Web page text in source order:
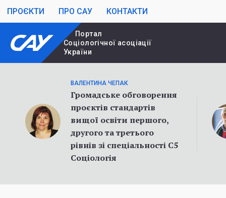
ПРОЄКТИ ПРО САУ КОНТАКТИ
Портал
Cоціологічної асоціації
України
ВАЛЕНТИНА ЧЕПАК
Громадське обговорення
проєктів стандартів
вищої освіти першого,
другого та третього
рівнів зі спеціальності С5
Соціологія